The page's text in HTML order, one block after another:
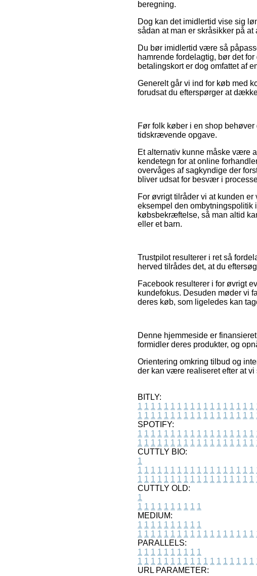
beregning.
Dog kan det imidlertid vise sig
sådan at man er skråsikker på
Du bør imidlertid være så
hamrende fordelagtig, bør det
betalingskort er dog omfattet af
Generelt går vi ind for køb med
forudsat du efterspørger at
Før folk køber i en shop
tidskrævende opgave.
Et alternativ kunne måske være
kendetegn for at online
overvåges af sagkyndige der
bliver udsat for besvær i
For øvrigt tilråder vi at kunden
eksempel den ombytningspolitik
købsbekræftelse, så man altid
eller et barn.
Trustpilot resulterer i ret så
herved tilrådes det, at du
Facebook resulterer i for øvrigt
kundefokus. Desuden møder vi
deres køb, som ligeledes kan
Denne hjemmeside er
formidler deres produkter, og
Orientering omkring tilbud og
der kan være realiseret efter at
BITLY:
1 1 1 1 1 1 1 1 1 1 1 1 1 1 1 1 1 1
1 1 1 1 1 1 1 1 1 1 1 1 1 1 1 1 1 1
SPOTIFY:
1 1 1 1 1 1 1 1 1 1 1 1 1 1 1 1 1 1
1 1 1 1 1 1 1 1 1 1 1 1 1 1 1 1 1 1
CUTTLY BIO:
1
1 1 1 1 1 1 1 1 1 1 1 1 1 1 1 1 1 1
1 1 1 1 1 1 1 1 1 1 1 1 1 1 1 1 1 1
CUTTLY OLD:
1
1 1 1 1 1 1 1 1 1 1
MEDIUM:
1 1 1 1 1 1 1 1 1 1
1 1 1 1 1 1 1 1 1 1 1 1 1 1 1 1 1 1
PARALLELS:
1 1 1 1 1 1 1 1 1 1
1 1 1 1 1 1 1 1 1 1 1 1 1 1 1 1 1 1
URL PARAMETER: